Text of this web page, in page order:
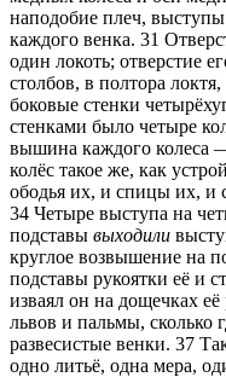
наподобие плеч,
каждого венка. 31
один локоть; отверстие
столбов, в полтора
боковые стенки
стенками было четыре
вышина каждого колеса
колёс такое же, как
ободья их, и спицы их, и
34 Четыре выступа на
подставы выходили
круглое возвышение на
подставы рукоятки её и
изваял он на дощечках
львов и пальмы, сколько
развесистые венки. 37
одно литьё, одна мера,